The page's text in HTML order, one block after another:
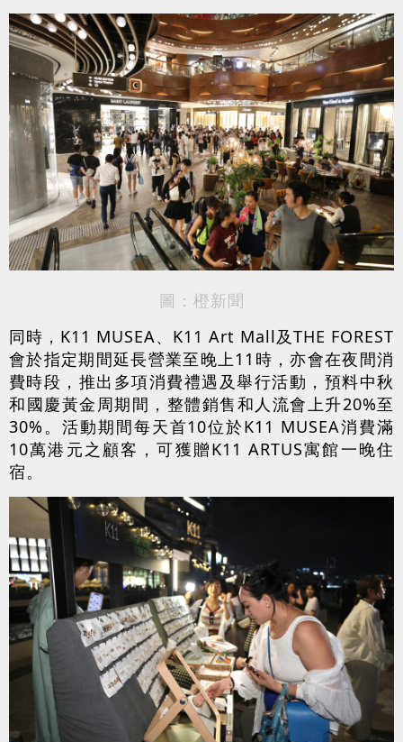
圖：橙新聞
同時，K11 MUSEA、K11 Art Mall及THE FOREST
會於指定期間延長營業至晚上11時，亦會在夜間消
費時段，推出多項消費禮遇及舉行活動，預料中秋
和國慶黃金周期間，整體銷售和人流會上升20%至
30%。活動期間每天首10位於K11 MUSEA消費滿
10萬港元之顧客，可獲贈K11 ARTUS寓館一晚住
宿。